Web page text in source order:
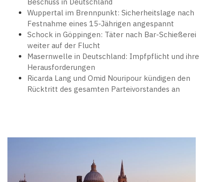
Wuppertal im Brennpunkt: Sicherheitslage nach
Festnahme eines 15-Jährigen angespannt
Schock in Göppingen: Täter nach Bar-Schießerei
weiter auf der Flucht
Masernwelle in Deutschland: Impfpflicht und ihre
Herausforderungen
Ricarda Lang und Omid Nouripour kündigen den
Rücktritt des gesamten Parteivorstandes an